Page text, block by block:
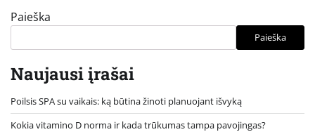
Paieška
Paieška
Naujausi įrašai
Poilsis SPA su vaikais: ką būtina žinoti planuojant išvyką
Kokia vitamino D norma ir kada trūkumas tampa pavojingas?